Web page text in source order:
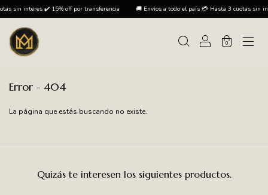
interes ✔️ 15% off por transferencia 🚚 Envios a todo el país 💳 Hasta 3 cuotas sin
0
Error - 404
La página que estás buscando no existe.
Quizás te interesen los siguientes productos.